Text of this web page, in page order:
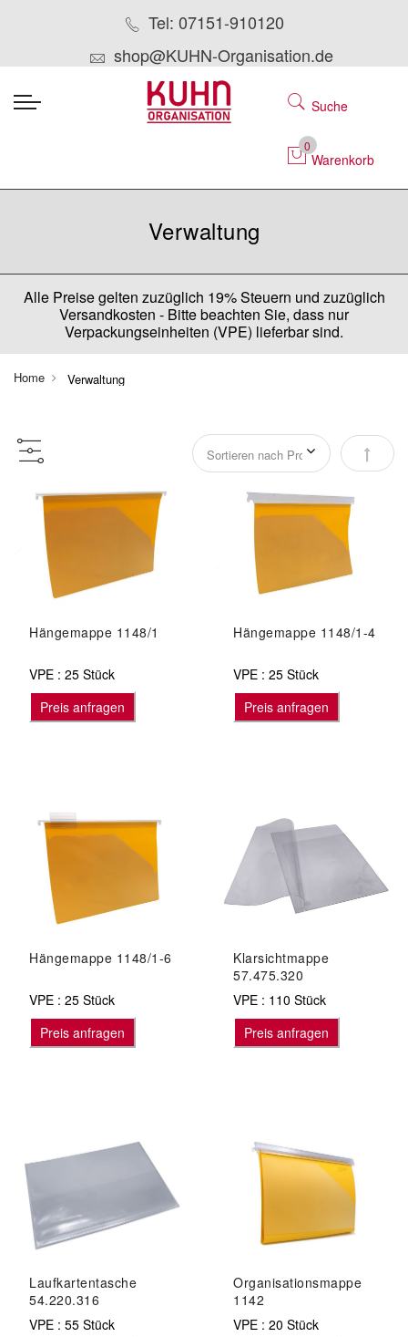
Tel: 07151-910120
shop@KUHN-Organisation.de
Suche
0
Warenkorb
Verwaltung
Alle Preise gelten zuzüglich 19% Steuern und zuzüglich
Versandkosten - Bitte beachten Sie, dass nur
Verpackungseinheiten (VPE) lieferbar sind.
Home Verwaltung
Hängemappe 1148/1
VPE : 25 Stück
Preis anfragen
Hängemappe 1148/1-4
VPE : 25 Stück
Preis anfragen
Hängemappe 1148/1-6
VPE : 25 Stück
Preis anfragen
Klarsichtmappe
57.475.320
VPE : 110 Stück
Preis anfragen
Laufkartentasche
54.220.316
VPE : 55 Stück
Organisationsmappe
1142
VPE : 20 Stück